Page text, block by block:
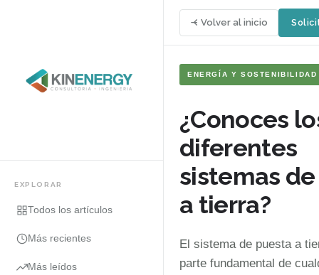
EXPLORAR
Todos los artículos
Más recientes
Más leídos
Volver al inicio
ENERGÍA Y SOSTENIBILIDAD
¿Conoces
diferentes
sistemas
a tierra?
El sistema de puesta a
parte fundamental de